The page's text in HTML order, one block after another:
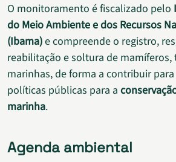
O monitoramento é fiscalizado pelo
do Meio Ambiente e dos Recursos
(Ibama)e compreende o registro,
reabilitação e soltura de mamíferos,
marinhas, de forma a contribuir
políticas públicas para a
marinha.
Agenda ambiental